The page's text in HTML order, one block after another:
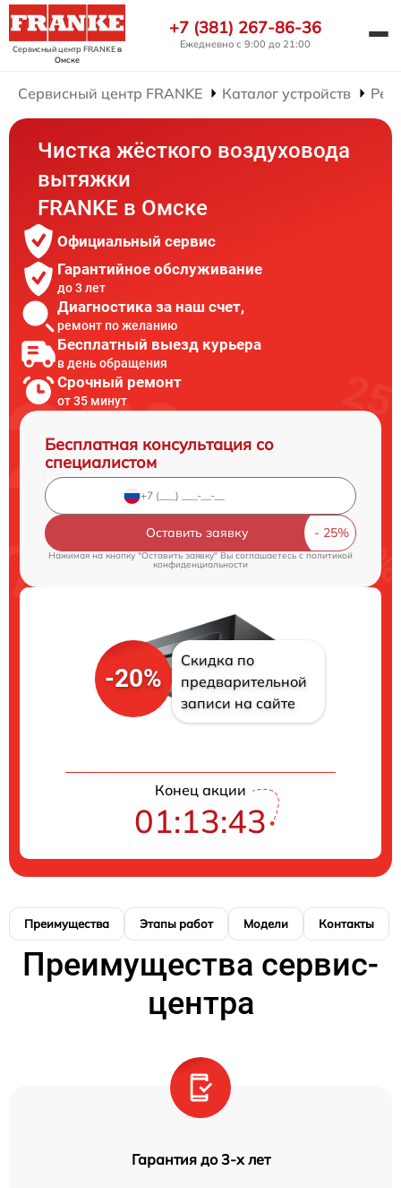
Сервисный центр FRANKEв
Омске
+7 (381) 267-86-36
Ежедневно с 9:00 до 21:00
Сервисный центр FRANKE Каталог устройств
Чистка жёсткого воздуховода
вытяжки
FRANKE в Омске
Официальный сервис
Гарантийное обслуживание
до 3 лет
Диагностика за наш счет,
ремонт по желанию
Бесплатный выезд курьера
в день обращения
Срочный ремонт
от 35 минут
Бесплатная консультация со
специалистом
Оставить заявку
Нажимая на кнопку "Оставить заявку" Вы соглашаетесь cполитикой
конфиденциальности
-20%
Скидка по
предварительной
записи на сайте
Конец акции
01:13:42
Преимущества Этапы работ Модели Контакты
Преимущества сервис-
центра
Гарантия до 3-х лет